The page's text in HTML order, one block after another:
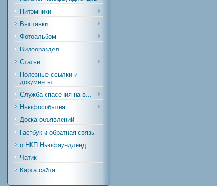
Питомники
Выставки
Фотоальбом
Видеораздел
Статьи
Полезные ссылки и
документы
Служба спасения на в...
Ньюфособытия
Доска объявлений
Гастбук и обратная связь
о НКП Ньюфаундленд
Чатик
Карта сайта